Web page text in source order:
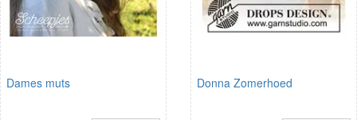
Dames muts Donna Zomerhoed